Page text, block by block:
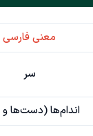
معنی فارسی
سر
اندام‌ها (دست‌ها و